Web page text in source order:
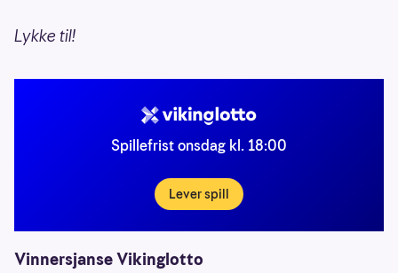
Lykke til!
Spillefrist onsdag kl. 18:00
Lever spill
Vinnersjanse Vikinglotto